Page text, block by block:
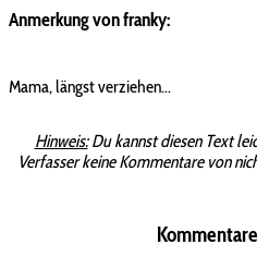
Anmerkung von franky:
Mama, längst verziehen...
Hinweis:Du kannst diesen Text
Verfasser keine Kommentare von